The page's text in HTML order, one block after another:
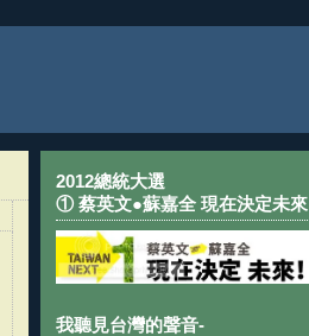
2012總統大選
① 蔡英文●蘇嘉全 現在決定未來
我聽見台灣的聲音-